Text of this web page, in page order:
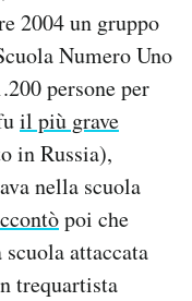
2004 un gruppo
Numero Uno
persone per
il più grave
in Russia),
nella scuola
poi che
attaccata
trequartista